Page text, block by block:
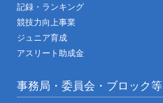
記録・ランキング
競技力向上事業
ジュニア育成
アスリート助成金
事務局・委員会・ブロック等